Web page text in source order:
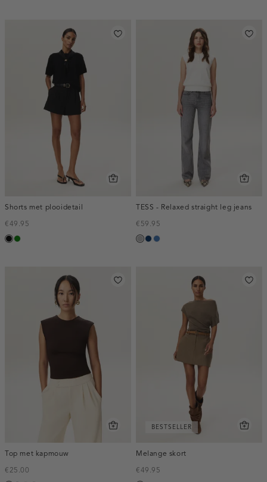
Shorts met plooidetail
€49.95
zwartgroen
TESS - Relaxed straight leg jeans
€59.95
grijs,
blauw,
blauw,
Top met kapmouw
€25.00
BESTSELLER
Melange skort
€49.95